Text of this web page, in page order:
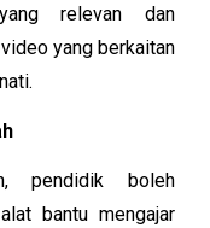
relevan dan
yang berkaitan
pendidik boleh
bantu mengajar